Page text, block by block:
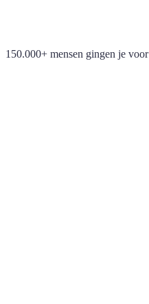
150.000+ mensen gingen je voor